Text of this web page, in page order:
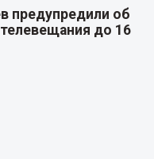
предупредили об
до 16